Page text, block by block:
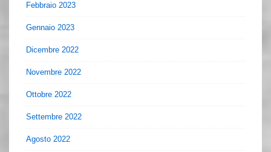
Febbraio 2023
Gennaio 2023
Dicembre 2022
Novembre 2022
Ottobre 2022
Settembre 2022
Agosto 2022